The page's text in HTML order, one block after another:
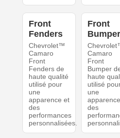
Front
Fenders
Chevrolet™
Camaro
Front
Fenders de
haute qualité
utilisé pour
une
apparence et
des
performances
personnalisées.
Front
Bumper
Camaro
Front
Bumper
haute
utilisé
une
des